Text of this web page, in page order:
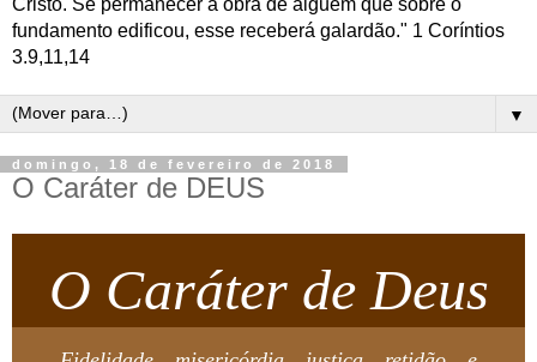
Cristo. Se permanecer a obra de alguém que sobre o
fundamento edificou, esse receberá galardão." 1 Coríntios
3.9,11,14
▼
domingo, 18 de fevereiro de 2018
O Caráter de DEUS
O Caráter de Deus